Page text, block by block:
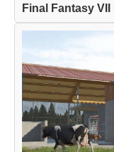
Final Fantasy